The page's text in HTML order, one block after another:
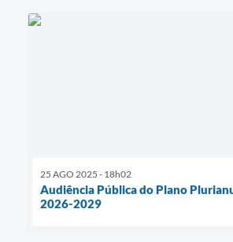
25 AGO 2025 - 18h02
Audiência Pública do Plano
2026-2029